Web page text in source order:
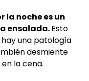
la noche es un
ensalada.Esto
una patología
desmiente
la cena.